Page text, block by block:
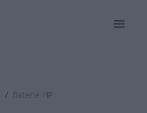
Baterie HP